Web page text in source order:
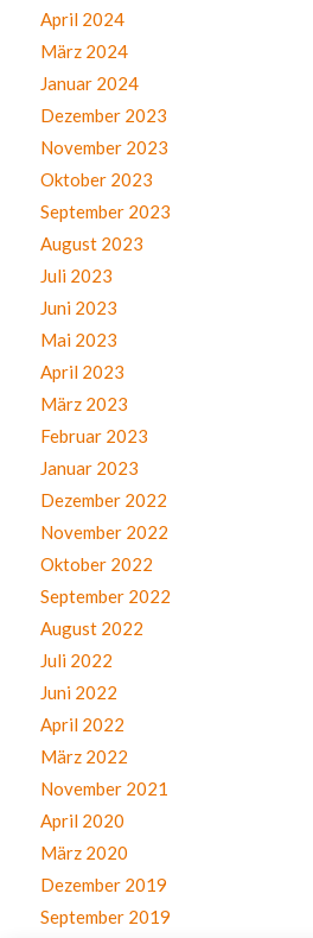
April 2024
März 2024
Januar 2024
Dezember 2023
November 2023
Oktober 2023
September 2023
August 2023
Juli 2023
Juni 2023
Mai 2023
April 2023
März 2023
Februar 2023
Januar 2023
Dezember 2022
November 2022
Oktober 2022
September 2022
August 2022
Juli 2022
Juni 2022
April 2022
März 2022
November 2021
April 2020
März 2020
Dezember 2019
September 2019